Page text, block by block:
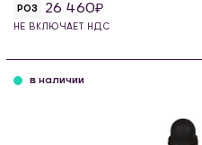
РОЗ 26 460
НЕ ВКЛЮЧАЕТ НДС
в наличии